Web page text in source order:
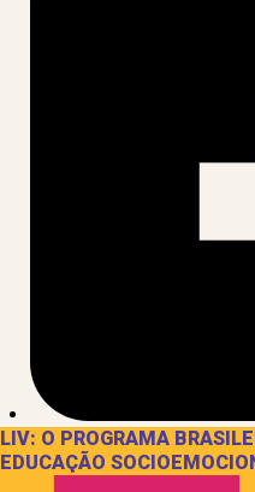
LIV: O PROGRAMA
EDUCAÇÃO